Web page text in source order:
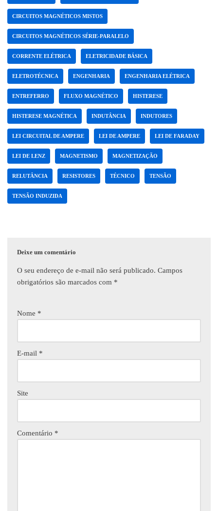
CIRCUITOS MAGNÉTICOS MISTOS
CIRCUITOS MAGNÉTICOS SÉRIE-PARALELO
CORRENTE ELÉTRICA ELETRICIDADE BÁSICA
ELETROTÉCNICA ENGENHARIA ENGENHARIA ELÉTRICA
ENTREFERRO FLUXO MAGNÉTICO HISTERESE
HISTERESE MAGNÉTICA INDUTÂNCIA INDUTORES
LEI CIRCUITAL DE AMPERE LEI DE AMPERE LEI DE FARADAY
LEI DE LENZ MAGNETISMO MAGNETIZAÇÃO
RELUTÂNCIA RESISTORES TÉCNICO TENSÃO
TENSÃO INDUZIDA
Deixe um comentário
O seu endereço de e-mail não será publicado. Campos
obrigatórios são marcados com *
Nome *
E-mail *
Site
Comentário *